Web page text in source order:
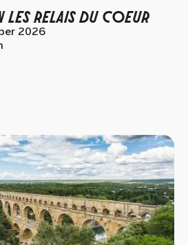
LES RELAIS DU COEUR
2026